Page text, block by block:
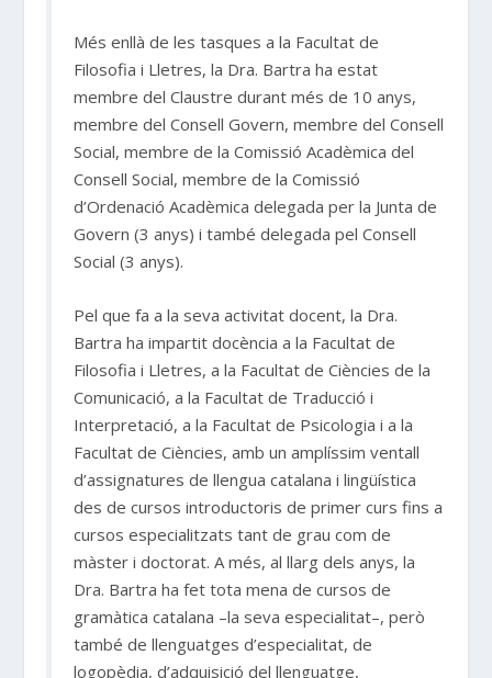
Més enllà de les tasques a la Facultat de
Filosofia i Lletres, la Dra. Bartra ha estat
membre del Claustre durant més de 10 anys,
membre del Consell Govern, membre del Consell
Social, membre de la Comissió Acadèmica del
Consell Social, membre de la Comissió
d’Ordenació Acadèmica delegada per la Junta de
Govern (3 anys) i també delegada pel Consell
Social (3 anys).
Pel que fa a la seva activitat docent, la Dra.
Bartra ha impartit docència a la Facultat de
Filosofia i Lletres, a la Facultat de Ciències de la
Comunicació, a la Facultat de Traducció i
Interpretació, a la Facultat de Psicologia i a la
Facultat de Ciències, amb un amplíssim ventall
d’assignatures de llengua catalana i lingüística
des de cursos introductoris de primer curs fins a
cursos especialitzats tant de grau com de
màster i doctorat. A més, al llarg dels anys, la
Dra. Bartra ha fet tota mena de cursos de
gramàtica catalana –la seva especialitat–, però
també de llenguatges d’especialitat, de
logopèdia, d’adquisició del llenguatge,